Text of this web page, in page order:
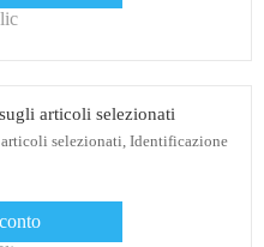
articoli selezionati
selezionati, Identificazione